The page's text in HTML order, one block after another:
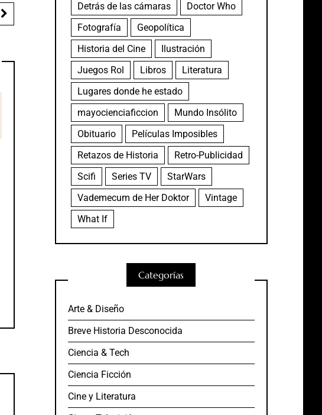
Detrás de las cámaras
Doctor Who
Fotografía
Geopolítica
Historia del Cine
Ilustración
Juegos Rol
Libros
Literatura
Lugares donde he estado
mayocienciaficcion
Mundo Insólito
Obituario
Películas Imposibles
Retazos de Historia
Retro-Publicidad
Scifi
Series TV
StarWars
Vademecum de Her Doktor
Vintage
What If
Categorías
Arte & Diseño
Breve Historia Desconocida
Ciencia & Tech
Ciencia Ficción
Cine y Literatura